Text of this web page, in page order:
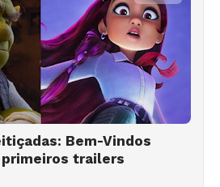
Bem-Vindos
primeiros trailers